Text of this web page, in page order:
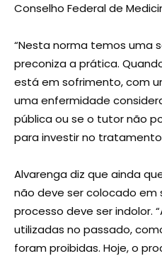
Conselho Federal de
“Nesta norma temos uma
preconiza a prática.
está em sofrimento, com
uma enfermidade
pública ou se o tutor não
para investir no
Alvarenga diz que ainda
não deve ser colocado
processo deve ser indolor.
utilizadas no passado,
foram proibidas. Hoje, o